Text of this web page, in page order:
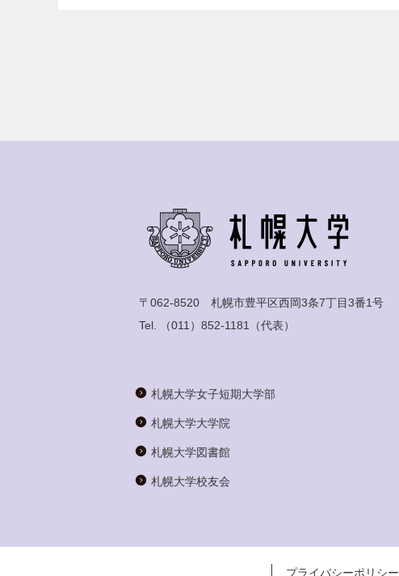
〒062-8520 札幌市豊平区西岡3条7丁目3番1号
Tel.
（011）852-1181 （代表）
札幌大学女子短期大学部
札幌大学大学院
札幌大学図書館
札幌大学校友会
プライバシーポリシー